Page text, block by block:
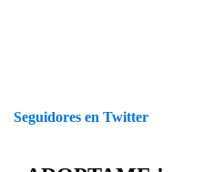
Seguidores en Twitter